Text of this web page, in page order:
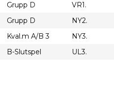
Grupp D VR1.
Grupp D NY2.
Kval.m A/B 3 NY3.
B-Slutspel UL3.